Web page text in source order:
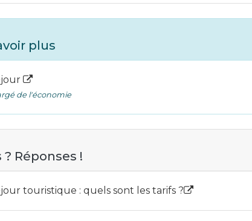
plus
de l'économie
Réponses !
touristique : quels sont les tarifs ?